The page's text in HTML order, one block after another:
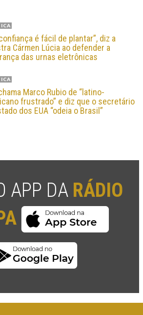
é fácil de plantar”, diz a
Cármen Lúcia ao defender a
das urnas eletrônicas
Marco Rubio de “latino-
frustrado” e diz que o secretário
dos EUA “odeia o Brasil”
APP DA RÁDIO